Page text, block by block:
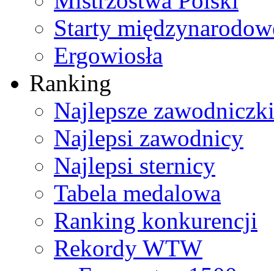
Starty
Ergowiosła
Ranking
Najlepsze zawodniczki
Najlepsi zawodnicy
Najlepsi sternicy
Tabela medalowa
Ranking konkurencji
Rekordy WTW